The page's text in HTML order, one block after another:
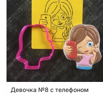
Девочка №8 с телефоном